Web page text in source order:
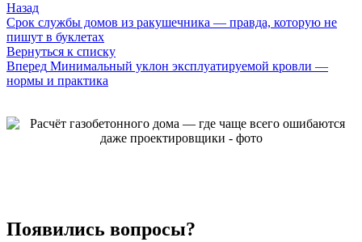
Назад
Срок службы домов из ракушечника — правда, которую не
пишут в буклетах
Вернуться к списку
Вперед Минимальный уклон эксплуатируемой кровли —
нормы и практика
Появились вопросы?